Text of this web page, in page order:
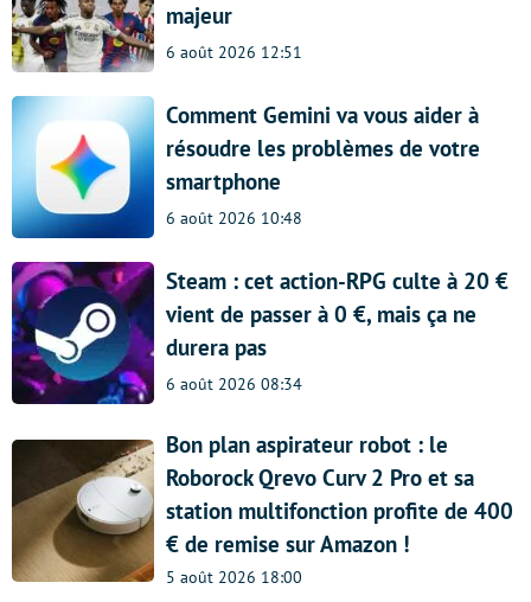
majeur
6 août 2026 12:51
Comment Gemini va vous aider à
résoudre les problèmes de votre
smartphone
6 août 2026 10:48
Steam : cet action-RPG culte à 20 €
vient de passer à 0 €, mais ça ne
durera pas
6 août 2026 08:34
Bon plan aspirateur robot : le
Roborock Qrevo Curv 2 Pro et sa
station multifonction profite de 400
€ de remise sur Amazon !
5 août 2026 18:00